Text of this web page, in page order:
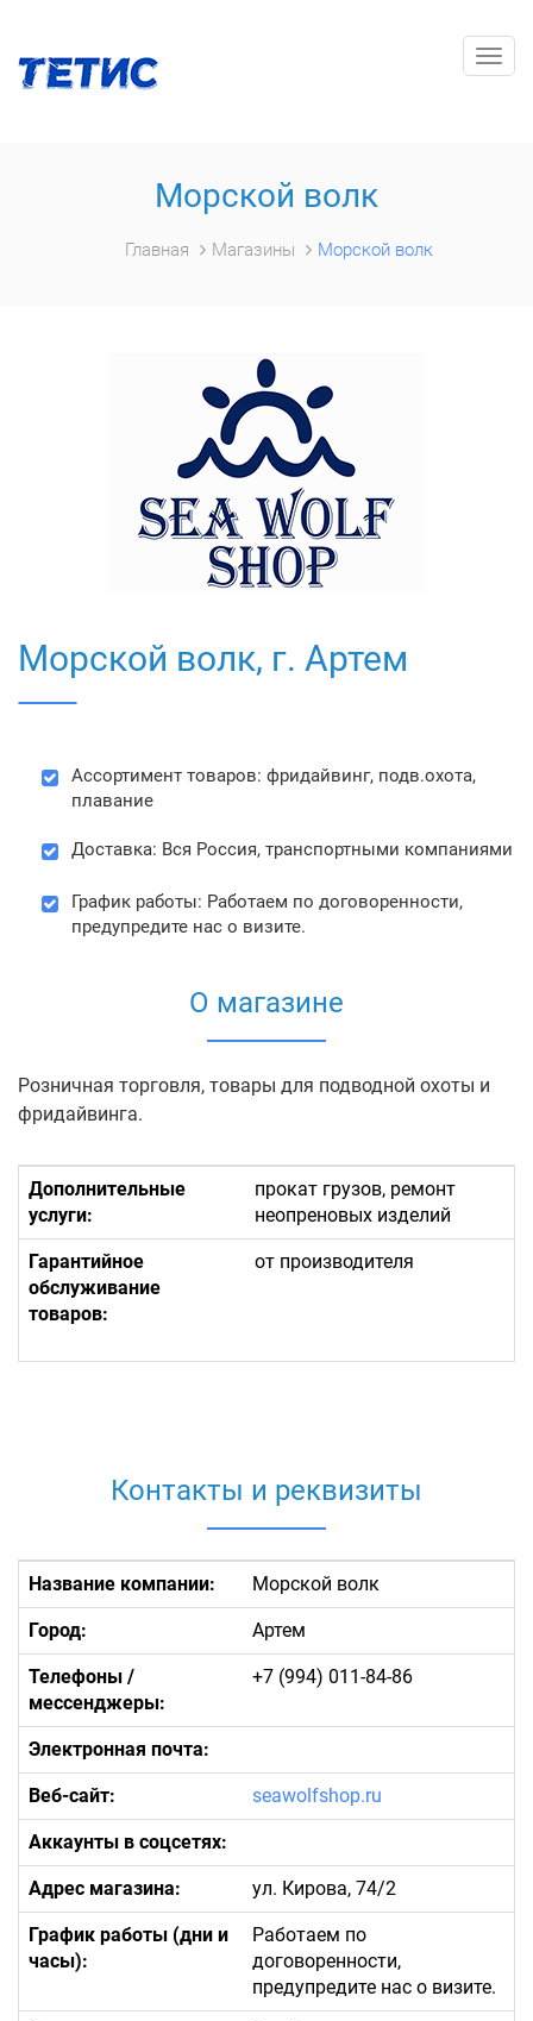
Морской волк
Главная Магазины Морской волк
Морской волк, г. Артем
Ассортимент товаров: фридайвинг, подв.охота,
плавание
Доставка: Вся Россия, транспортными компаниями
График работы: Работаем по договоренности,
предупредите нас о визите.
О магазине
Розничная торговля, товары для подводной охоты и
фридайвинга.
Дополнительные
услуги:
прокат грузов, ремонт
неопреновых изделий
Гарантийное
обслуживание
товаров:
от производителя
Контакты и реквизиты
Название компании: Морской волк
Город: Артем
Телефоны /
мессенджеры:
+7 (994) 011-84-86
Электронная почта:
Веб-сайт: seawolfshop.ru
Аккаунты в соцсетях:
Адрес магазина: ул. Кирова, 74/2
График работы (дни и
часы):
Работаем по
договоренности,
предупредите нас о визите.